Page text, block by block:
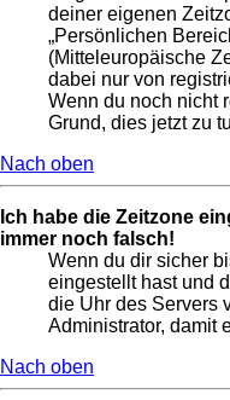
deiner eigenen
„Persönlichen
(Mitteleuropäische
dabei nur von
Wenn du noch nicht
Grund, dies jetzt zu
Nach oben
Ich habe die Zeitzone
immer noch falsch!
Wenn du dir sicher
eingestellt hast und
die Uhr des Servers
Administrator, damit
Nach oben